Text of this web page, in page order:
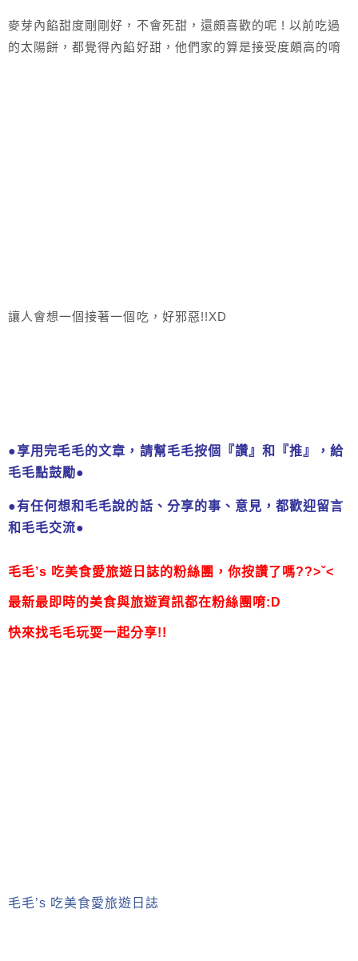
麥芽內餡甜度剛剛好，不會死甜，還頗喜歡的呢 ! 以前吃過
的太陽餅，都覺得內餡好甜，他們家的算是接受度頗高的唷
讓人會想一個接著一個吃，好邪惡!!XD
●享用完毛毛的文章，請幫毛毛按個『讚』和『推』，給
毛毛點鼓勵●
●有任何想和毛毛說的話、分享的事、意見，都歡迎留言
和毛毛交流●
毛毛’s 吃美食愛旅遊日誌的粉絲團， 你按讚了嗎??>ˇ<
最新最即時的美食與旅遊資訊都在粉絲團唷:D
快來找毛毛玩耍一起分享!!
毛毛’s 吃美食愛旅遊日誌